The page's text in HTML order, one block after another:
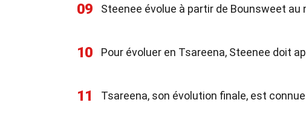
09 Steenee évolue à partir de Bounsweet au
10 Pour évoluer en Tsareena, Steenee doit
11 Tsareena, son évolution finale, est